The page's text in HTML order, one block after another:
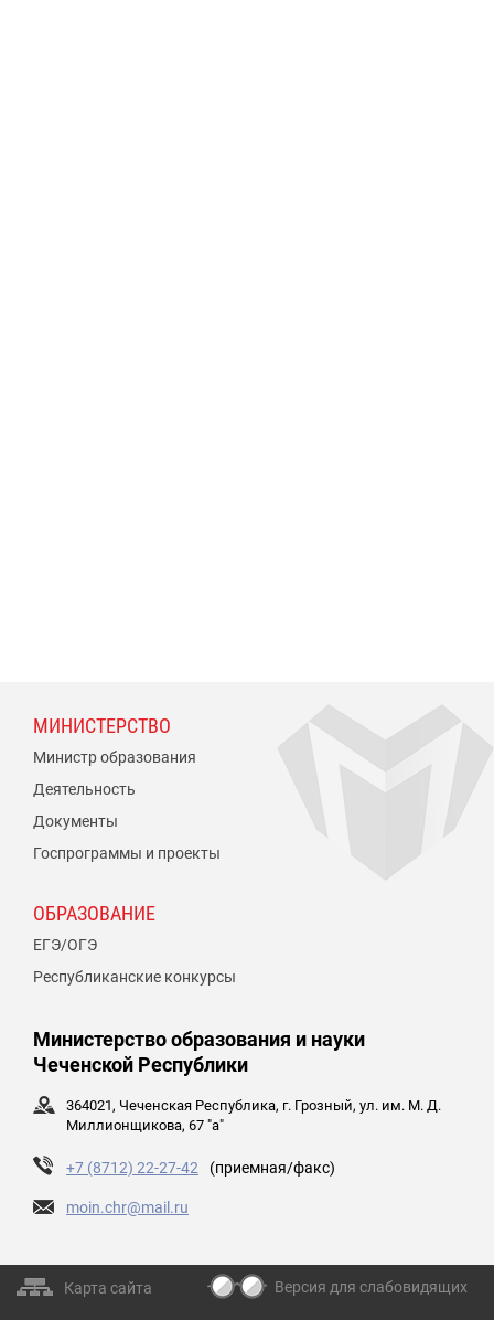
МИНИСТЕРСТВО
Министр образования
Деятельность
Документы
Госпрограммы и проекты
ОБРАЗОВАНИЕ
ЕГЭ/ОГЭ
Республиканские конкурсы
Министерство образования и науки
Чеченской Республики
364021, Чеченская Республика, г. Грозный, ул. им. М. Д.
Миллионщикова, 67 "а"
+7 (8712) 22-27-42 (приемная/факс)
moin.chr@mail.ru
Карта сайта Версия для слабовидящих